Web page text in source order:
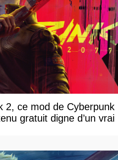
2, ce mod de Cyberpunk
gratuit digne d’un vrai